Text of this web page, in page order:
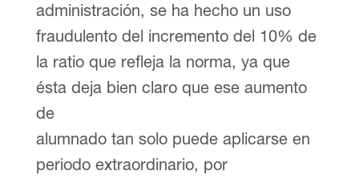
administración, se ha hecho un uso
fraudulento del incremento del 10% de
la ratio que refleja la norma, ya que
ésta deja bien claro que ese aumento
de
alumnado tan solo puede aplicarse en
periodo extraordinario, por